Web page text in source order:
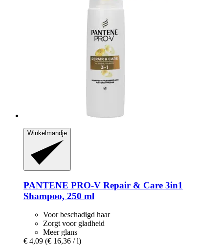
Winkelmandje
PANTENE PRO-V Repair & Care 3in1
Shampoo, 250 ml
Voor beschadigd haar
Zorgt voor gladheid
Meer glans
€ 4,09 (€ 16,36 / l)